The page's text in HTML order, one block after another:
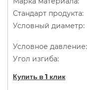
Купить в 1 клик